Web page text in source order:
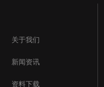
关于我们
新闻资讯
资料下载